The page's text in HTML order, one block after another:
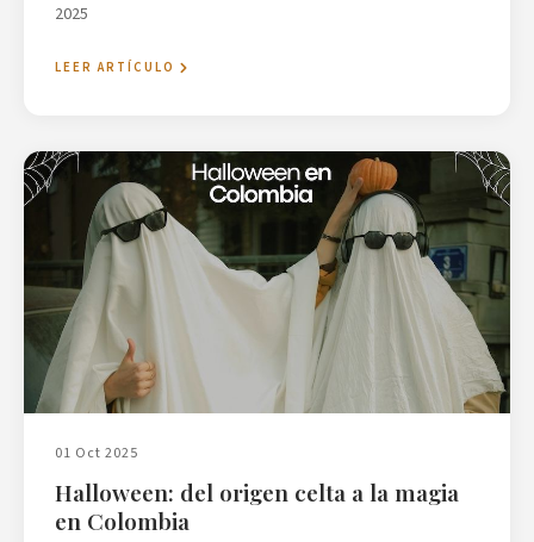
2025
LEER ARTÍCULO
01 Oct 2025
Halloween: del origen celta a la magia
en Colombia